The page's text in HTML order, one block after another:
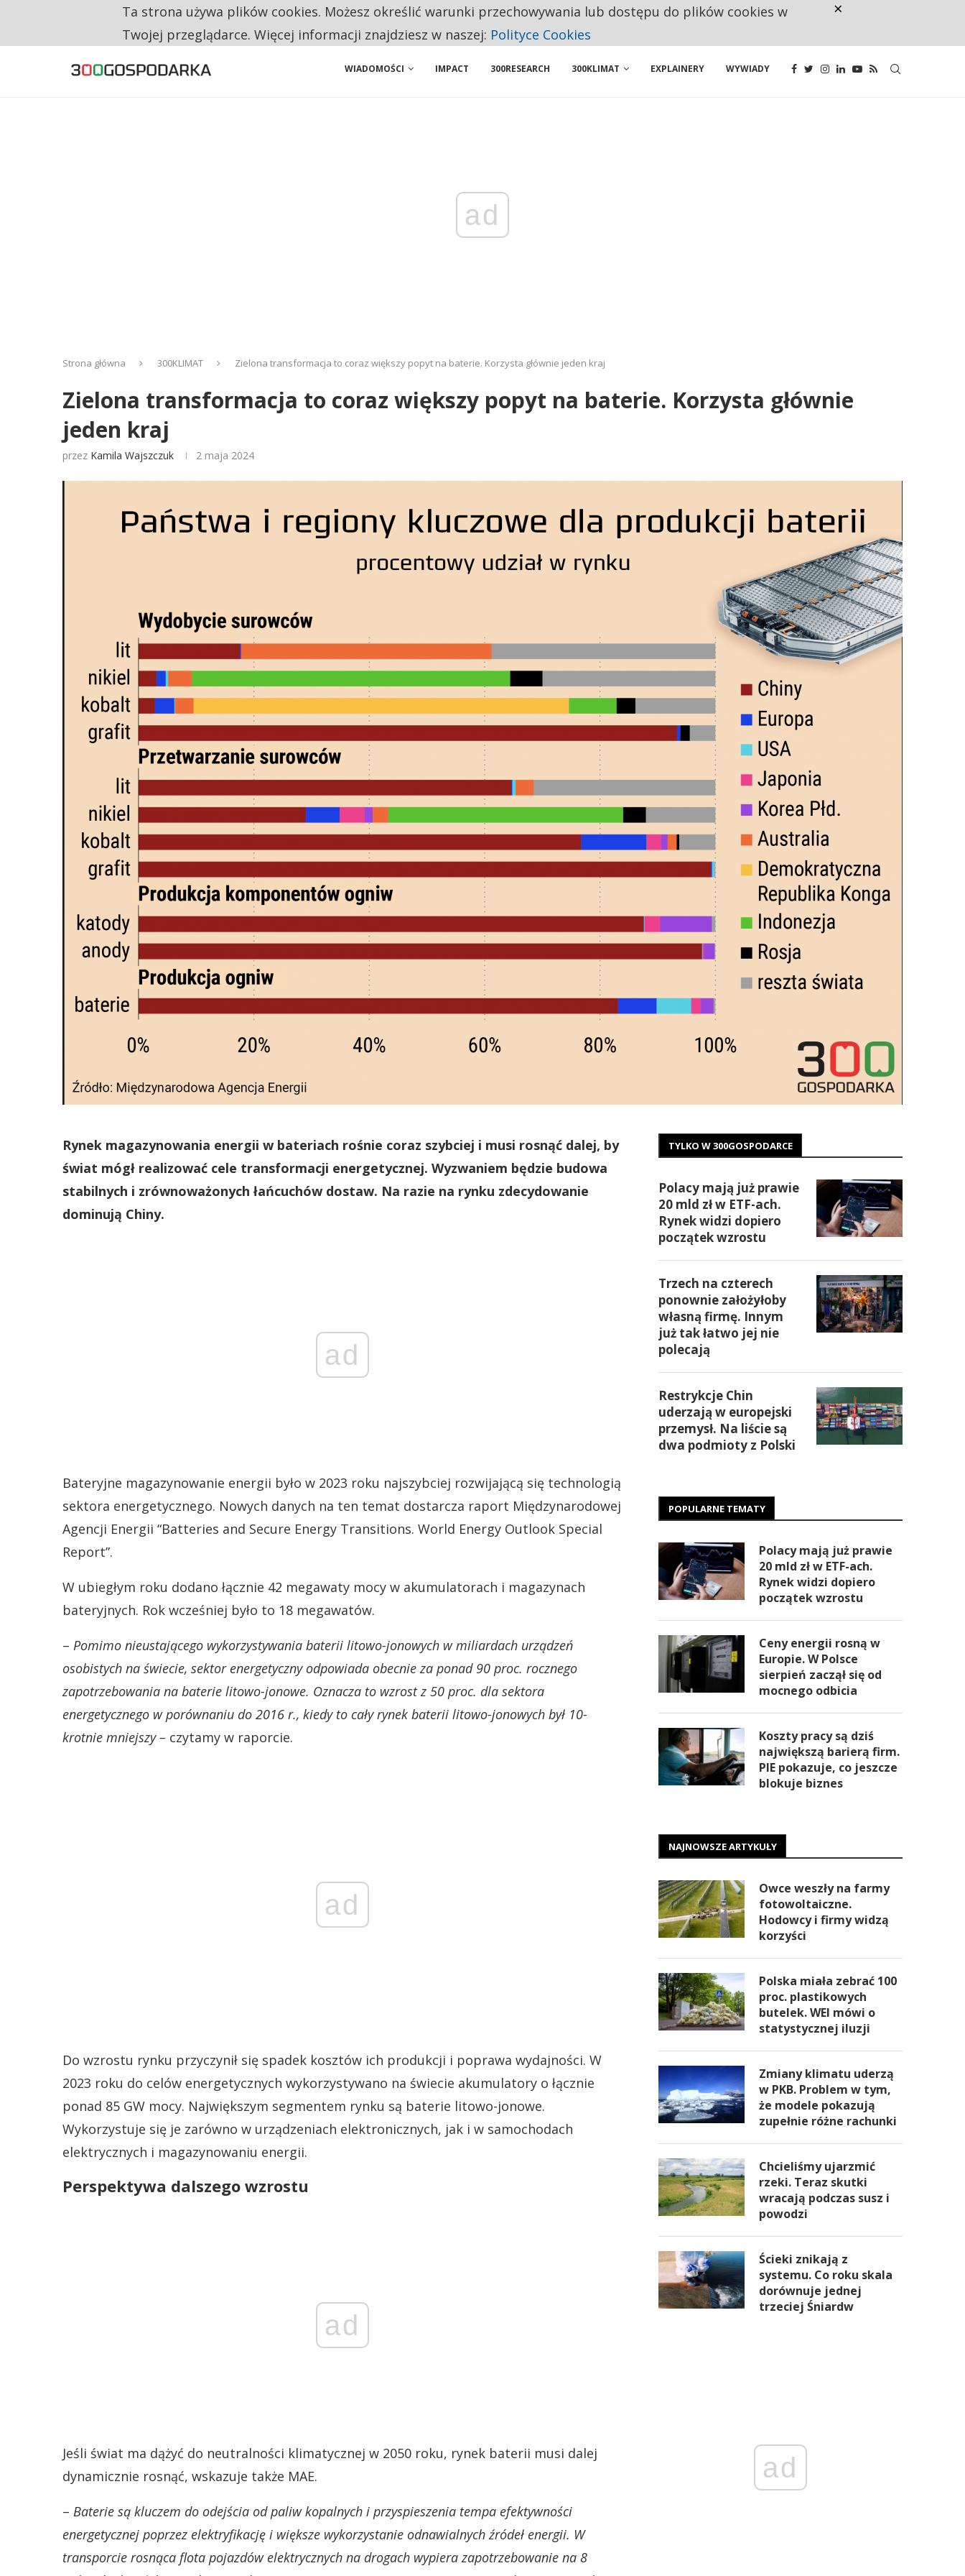
RESTRYKCJE CHIN UDERZAJĄ W EUROPEJSKI PRZEMYSŁ. NA LIŚCIE SĄ DWA PODMIOTY Z POLSKI
WIADOMOŚCI IMPACT 300RESEARCH 300KLIMAT EXPLAINERY WYWIADY
ad
Strona główna 300KLIMAT Zielona transformacja to coraz większy popyt na baterie. Korzysta głównie jeden kraj
Zielona transformacja to coraz większy popyt na baterie. Korzysta głównie
jeden kraj
przez Kamila Wajszczuk 2 maja 2024
Rynek magazynowania energii w bateriach rośnie coraz szybciej i musi rosnąć dalej, by
świat mógł realizować cele transformacji energetycznej. Wyzwaniem będzie budowa
stabilnych i zrównoważonych łańcuchów dostaw. Na razie na rynku zdecydowanie
dominują Chiny.
ad
Bateryjne magazynowanie energii było w 2023 roku najszybciej rozwijającą się technologią
sektora energetycznego. Nowych danych na ten temat dostarcza raport Międzynarodowej
Agencji Energii “Batteries and Secure Energy Transitions. World Energy Outlook Special
Report”.
W ubiegłym roku dodano łącznie 42 megawaty mocy w akumulatorach i magazynach
bateryjnych. Rok wcześniej było to 18 megawatów.
– Pomimo nieustającego wykorzystywania baterii litowo-jonowych w miliardach urządzeń
osobistych na świecie, sektor energetyczny odpowiada obecnie za ponad 90 proc. rocznego
zapotrzebowania na baterie litowo-jonowe. Oznacza to wzrost z 50 proc. dla sektora
energetycznego w porównaniu do 2016 r., kiedy to cały rynek baterii litowo-jonowych był 10-
krotnie mniejszy – czytamy w raporcie.
ad
Do wzrostu rynku przyczynił się spadek kosztów ich produkcji i poprawa wydajności. W
2023 roku do celów energetycznych wykorzystywano na świecie akumulatory o łącznie
ponad 85 GW mocy. Największym segmentem rynku są baterie litowo-jonowe.
Wykorzystuje się je zarówno w urządzeniach elektronicznych, jak i w samochodach
elektrycznych i magazynowaniu energii.
Perspektywa dalszego wzrostu
ad
Jeśli świat ma dążyć do neutralności klimatycznej w 2050 roku, rynek baterii musi dalej
dynamicznie rosnąć, wskazuje także MAE.
– Baterie są kluczem do odejścia od paliw kopalnych i przyspieszenia tempa efektywności
energetycznej poprzez elektryfikację i większe wykorzystanie odnawialnych źródeł energii. W
transporcie rosnąca flota pojazdów elektrycznych na drogach wypiera zapotrzebowanie na 8
TYLKO W 300GOSPODARCE
Polacy mają już prawie
20 mld zł w ETF-ach.
Rynek widzi dopiero
początek wzrostu
Trzech na czterech
ponownie założyłoby
własną firmę. Innym
już tak łatwo jej nie
polecają
Restrykcje Chin
uderzają w europejski
przemysł. Na liście są
dwa podmioty z Polski
POPULARNE TEMATY
Polacy mają już prawie
20 mld zł w ETF-ach.
Rynek widzi dopiero
początek wzrostu
Ceny energii rosną w
Europie. W Polsce
sierpień zaczął się od
mocnego odbicia
Koszty pracy są dziś
największą barierą firm.
PIE pokazuje, co jeszcze
blokuje biznes
NAJNOWSZE ARTYKUŁY
Owce weszły na farmy
fotowoltaiczne.
Hodowcy i firmy widzą
korzyści
Polska miała zebrać 100
proc. plastikowych
butelek. WEI mówi o
statystycznej iluzji
Zmiany klimatu uderzą
w PKB. Problem w tym,
że modele pokazują
zupełnie różne rachunki
Chcieliśmy ujarzmić
rzeki. Teraz skutki
wracają podczas susz i
powodzi
Ścieki znikają z
systemu. Co roku skala
dorównuje jednej
trzeciej Śniardw
ad
Ta strona używa plików cookies. Możesz określić warunki przechowywania lub dostępu do plików cookies w
Twojej przeglądarce. Więcej informacji znajdziesz w naszej: Polityce Cookies
×